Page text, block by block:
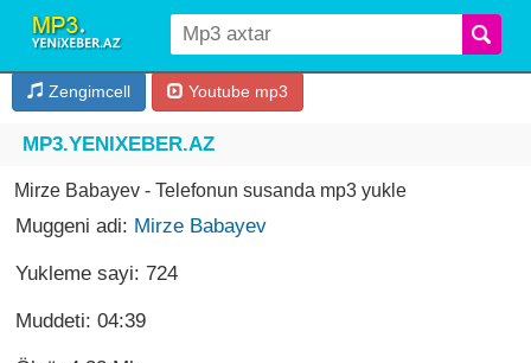
Zengimcell Youtube mp3
MP3.YENIXEBER.AZ
Mirze Babayev - Telefonun susanda mp3 yukle
Muggeni adi: Mirze Babayev
Yukleme sayi: 724
Muddeti: 04:39